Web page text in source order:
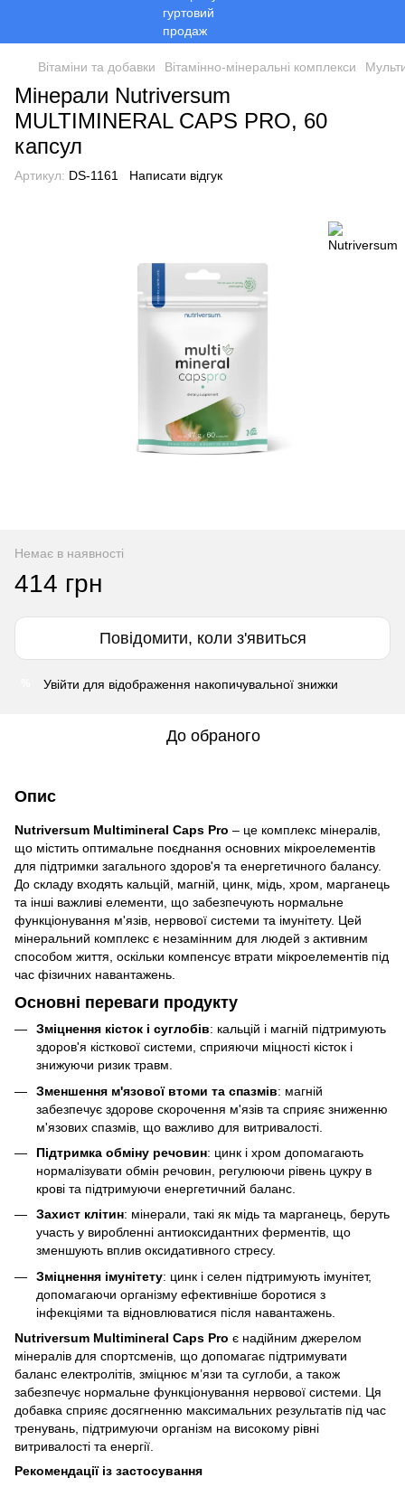
Вітаміни та добавки Вітамінно-мінеральні комплекси
Мінерали Nutriversum
MULTIMINERAL CAPS PRO, 60
капсул
Артикул: DS-1161 Написати відгук
Немає в наявності
414 грн
Повідомити, коли з'явиться
Увійти для відображення накопичувальної знижки
До обраного
Опис
Nutriversum Multimineral Caps Pro – це комплекс мінералів,
що містить оптимальне поєднання основних мікроелементів
для підтримки загального здоров'я та енергетичного балансу.
До складу входять кальцій, магній, цинк, мідь, хром, марганець
та інші важливі елементи, що забезпечують нормальне
функціонування м'язів, нервової системи та імунітету. Цей
мінеральний комплекс є незамінним для людей з активним
способом життя, оскільки компенсує втрати мікроелементів під
час фізичних навантажень.
Основні переваги продукту
Зміцнення кісток і суглобів: кальцій і магній підтримують
здоров'я кісткової системи, сприяючи міцності кісток і
знижуючи ризик травм.
Зменшення м'язової втоми та спазмів: магній
забезпечує здорове скорочення м'язів та сприяє зниженню
м'язових спазмів, що важливо для витривалості.
Підтримка обміну речовин: цинк і хром допомагають
нормалізувати обмін речовин, регулюючи рівень цукру в
крові та підтримуючи енергетичний баланс.
Захист клітин: мінерали, такі як мідь та марганець, беруть
участь у виробленні антиоксидантних ферментів, що
зменшують вплив оксидативного стресу.
Зміцнення імунітету: цинк і селен підтримують імунітет,
допомагаючи організму ефективніше боротися з
інфекціями та відновлюватися після навантажень.
Nutriversum Multimineral Caps Pro є надійним джерелом
мінералів для спортсменів, що допомагає підтримувати
баланс електролітів, зміцнює м’язи та суглоби, а також
забезпечує нормальне функціонування нервової системи. Ця
добавка сприяє досягненню максимальних результатів під час
тренувань, підтримуючи організм на високому рівні
витривалості та енергії.
Рекомендації із застосування